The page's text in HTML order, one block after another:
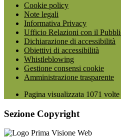
Cookie policy
Note legali
Informativa Privacy
Ufficio Relazioni con il
Dichiarazione di accessibilità
Obiettivi di accessibilità
Whistleblowing
Gestione consensi cookie
Amministrazione trasparente
Pagina visualizzata 1071 volte
Sezione Copyright